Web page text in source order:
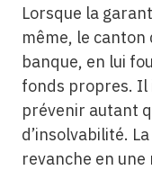
Lorsque la
même, le canton
banque, en lui
fonds propres. Il
prévenir autant
d’insolvabilité.
revanche en